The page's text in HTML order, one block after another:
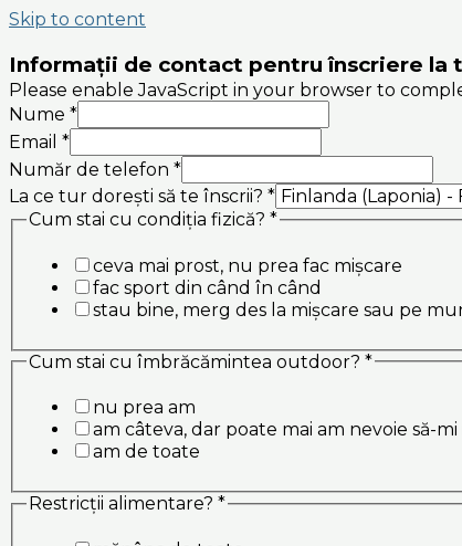
Skip to content
Informații de contact pentru înscriere la
Please enable JavaScript in your browser to
Nume *
Email *
Număr de telefon *
La ce tur dorești să te înscrii? *
Cum stai cu condiția fizică? *
ceva mai prost, nu prea fac mișcare
fac sport din când în când
stau bine, merg des la mișcare sau pe
Cum stai cu îmbrăcămintea outdoor? *
nu prea am
am câteva, dar poate mai am nevoie să-
am de toate
Restricții alimentare? *